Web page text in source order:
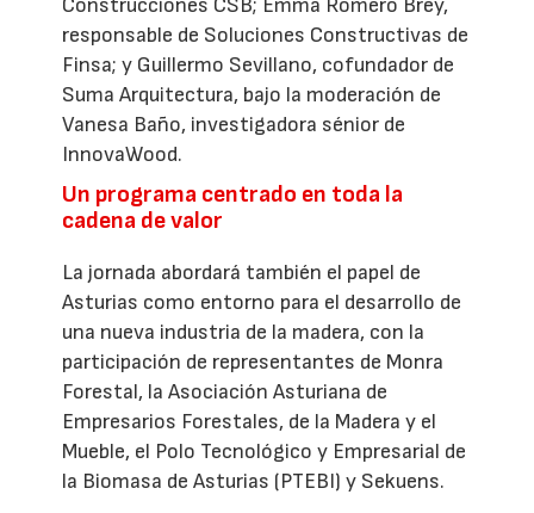
responsable de Soluciones Constructivas de
Finsa; y Guillermo Sevillano, cofundador de
Suma Arquitectura, bajo la moderación de
Vanesa Baño, investigadora sénior de
InnovaWood.
Un programa centrado en toda la
cadena de valor
La jornada abordará también el papel de
Asturias como entorno para el desarrollo de
una nueva industria de la madera, con la
participación de representantes de Monra
Forestal, la Asociación Asturiana de
Empresarios Forestales, de la Madera y el
Mueble, el Polo Tecnológico y Empresarial de
la Biomasa de Asturias (PTEBI) y Sekuens.